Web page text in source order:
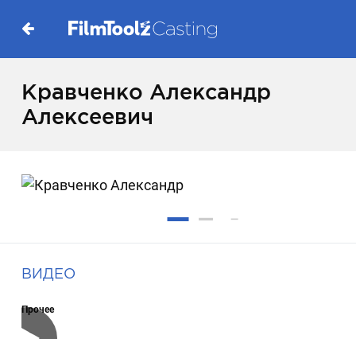
Кравченко Александр
Алексеевич
ВИДЕО
Прочее